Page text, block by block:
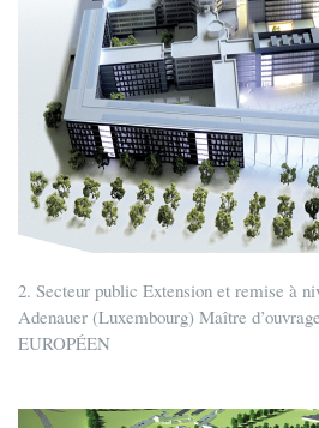
2. Secteur public Extension et remise à
Adenauer (Luxembourg) Maître
EUROPÉEN